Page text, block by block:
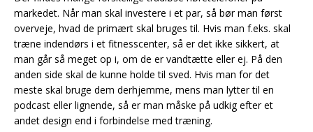
markedet. Når man skal investere i et par, så bør man først
overveje, hvad de primært skal bruges til. Hvis man f.eks. skal
træne indendørs i et fitnesscenter, så er det ikke sikkert, at
man går så meget op i, om de er vandtætte eller ej. På den
anden side skal de kunne holde til sved. Hvis man for det
meste skal bruge dem derhjemme, mens man lytter til en
podcast eller lignende, så er man måske på udkig efter et
andet design end i forbindelse med træning.